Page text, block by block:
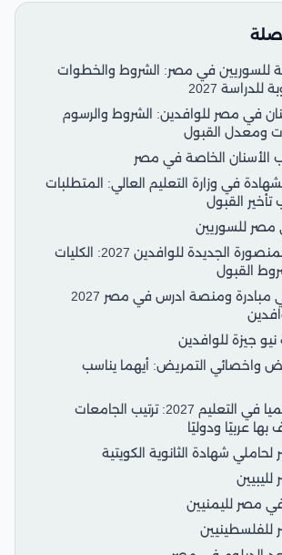
صلة
للسوريين في مصر: الشروط والخطوات
2027
في مصر للوافدين: الشروط والرسوم
ومعدل القبول
الأسنان الخاصة في مصر
في وزارة التعليم العالي: المتطلبات
القبول
للسوريين
تنسيق جامعة المنصورة الجديدة للوافدين 2027: الكليات
القبول
كيفية القبول في مبادرة ومنصة ادرس في مصر 2027
جيزة للوافدين
واخصائي التمريض: أيهما يناسب
تصنيف مصر عالميا في التعليم 2027: ترتيب الجامعات
بها عربيًا ودوليًا
شهادة الثانوية الكويتية
مصر لليمنيين
للفلسطينيين